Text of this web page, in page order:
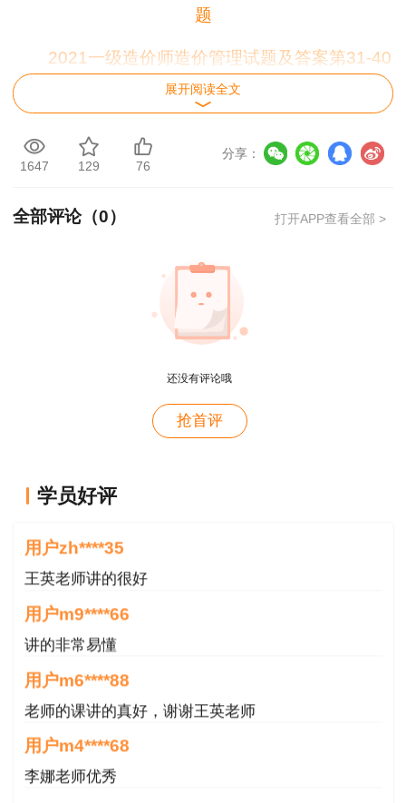
题
2021一级造价师造价管理试题及答案第31-40
题
2021一级造价师造价管理试题及答案第61-70
题
2021一级造价师造价管理试题及答案第71-80
想要掌握2021年一级造价师试题及答案解
析，扫下方二维码加入一造考后讨论群。
查看2021年一级造价师试题及答案解析汇总
展开阅读全文
1647 129 76
分享：
全部评论（0） 打开APP查看全部 >
还没有评论哦
抢首评
学员好评
用户m1****68
用户zh****35
王英老师讲的很好
用户m9****66
讲的非常易懂
用户m6****88
老师的课讲的真好，谢谢王英老师
用户m4****68
李娜老师优秀